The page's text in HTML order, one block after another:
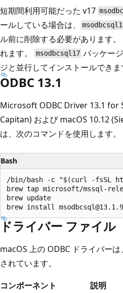
短期間利用可能だった v17
ールしている場合は、
ル前に削除する必要があります
れます。
msodbcsql17 パッケー
ジと並行してインストールできま
ODBC 13.1
Microsoft ODBC Driver 13.1 for
Capitan) および macOS 10.12
は、次のコマンドを使用します。
Bash
/bin/bash -c "$(curl -fsSL
brew tap microsoft/mssql-
brew update
ドライバー ファイル
macOS 上の ODBC ドライバー
されています。
コンポーネント
説明